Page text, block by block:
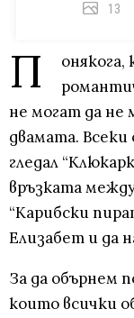
13
П
не могат да
двамата.
гледал
връзката
“Карибски
Елизабет и да
За да обърнем
които всички